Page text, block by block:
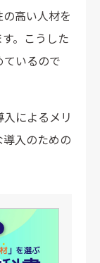
高い人材を
。こうした
いるので
によるメリ
入のための